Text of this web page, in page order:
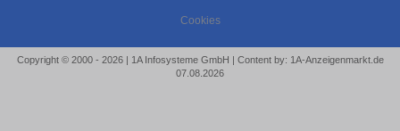
Cookies
Copyright © 2000 - 2026 | 1A Infosysteme GmbH | Content by: 1A-Anzeigenmarkt.de
07.08.2026